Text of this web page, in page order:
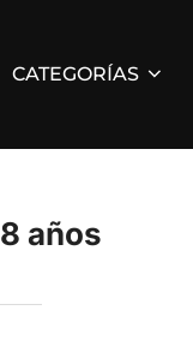
CATEGORÍAS
8 años